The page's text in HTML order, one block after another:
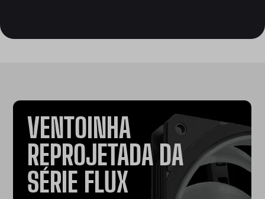
VENTOINHA
REPROJETADA DA
SÉRIE FLUX